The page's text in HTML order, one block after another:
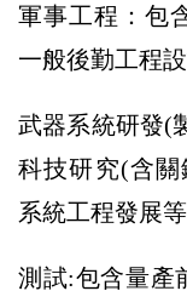
軍事工程：包
一般後勤工程設
武器系統研發(
科技研究(含關
系統工程發展等
測試:包含量產